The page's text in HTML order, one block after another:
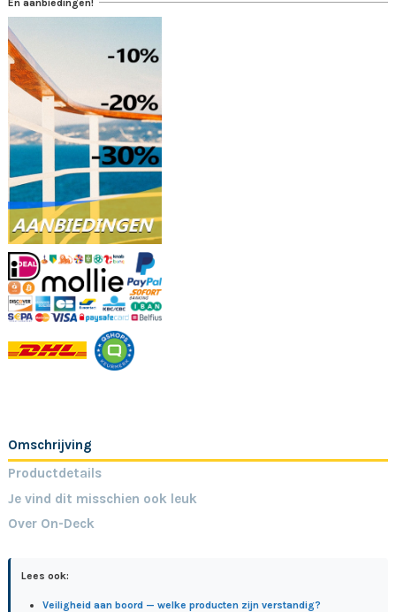
Omschrijving
Productdetails
Je vind dit misschien ook leuk
Over On-Deck
Lees ook:
Veiligheid aan boord — welke producten zijn verstandig?